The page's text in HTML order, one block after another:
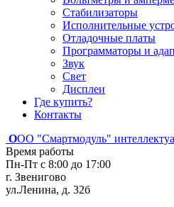
Стабилизаторы
Исполнительные
Отладочные платы
Программаторы и
Звук
Свет
Дисплеи
Где купить?
Контакты
ООО "Смартмодуль"
Время работы
Пн-Пт с 8:00 до 17:00
г. Звенигово
ул.Ленина, д. 32б